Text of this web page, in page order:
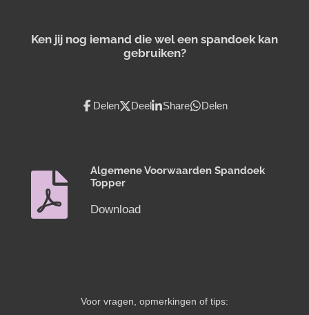
Ken jij nog iemand die wel een spandoek kan
gebruiken?
Delen Deel Share Delen
Algemene Voorwaarden Spandoek
Topper
Download
Voor vragen, opmerkingen of tips: